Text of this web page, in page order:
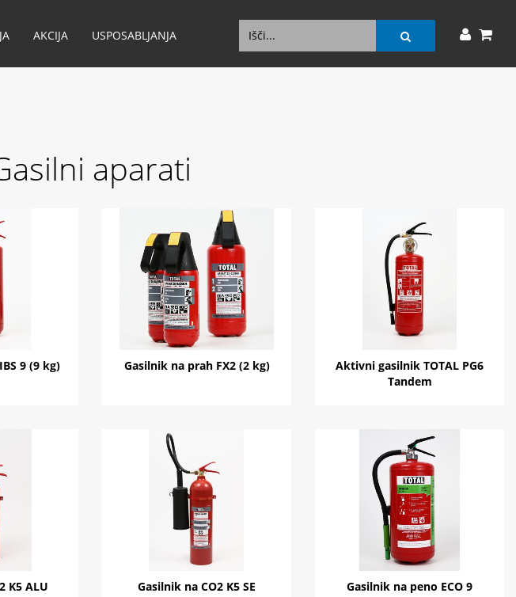
AKCIJA USPOSABLJANJA
aparati
9 (9 kg) Gasilnik na prah FX2 (2 kg)
Aktivni gasilnik TOTAL PG6
Tandem
K5 ALU Gasilnik na CO2 K5 SE Gasilnik na peno ECO 9